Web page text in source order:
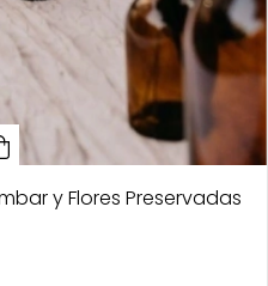
y Flores Preservadas